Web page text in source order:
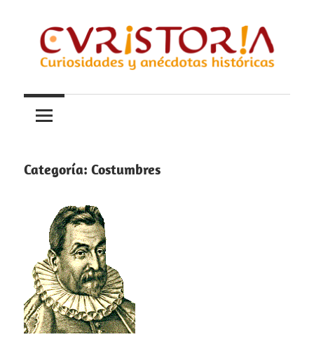
contenido
Curistoria
y
anécdotas
historia
Categoría: Costumbres